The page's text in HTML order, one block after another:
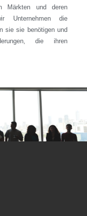
Märkten und deren
Unternehmen die
sie sie benötigen und
die ihren